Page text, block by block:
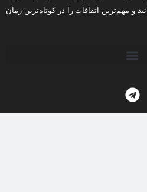
و مهم‌ترین اتفاقات را در کوتاه‌ترین زمان